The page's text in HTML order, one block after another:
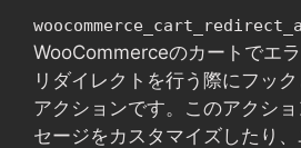
WooCommerceのカートでエ
リダイレクトを行う際にフッ
アクションです。このアクシ
セージをカスタマイズしたり